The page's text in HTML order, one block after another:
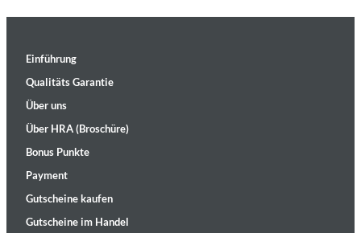
Einführung
Qualitäts Garantie
Über uns
Über HRA (Broschüre)
Bonus Punkte
Payment
Gutscheine kaufen
Gutscheine im Handel